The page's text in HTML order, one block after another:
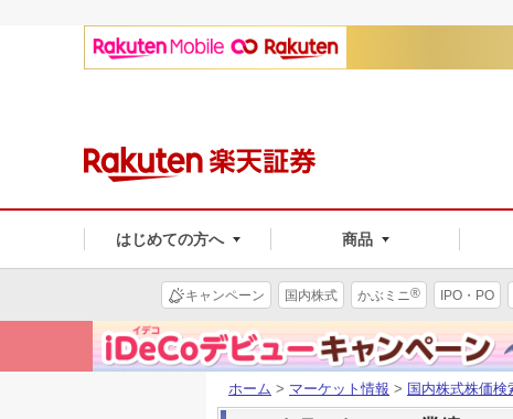
はじめての方へ 商品
キャンペーン 国内株式 かぶミニ® IPO・PO
ホーム > マーケット情報 > 国内株式株価検